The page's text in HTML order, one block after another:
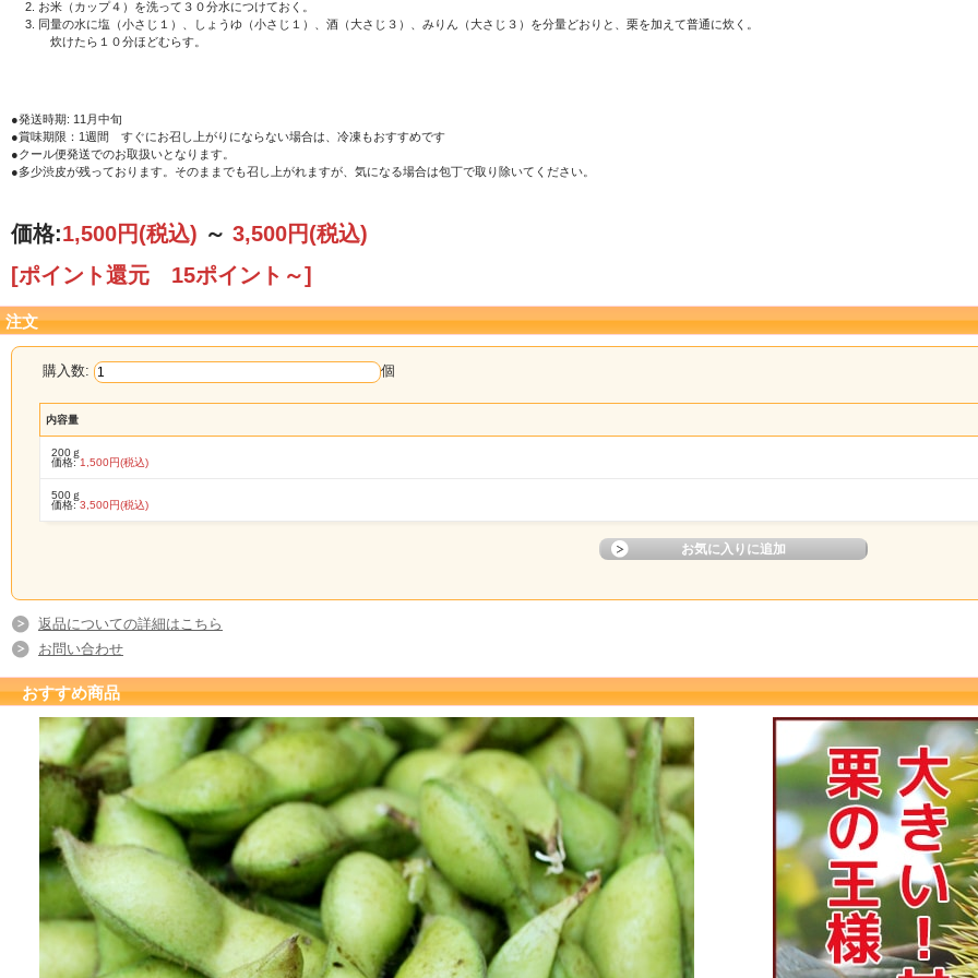
お米（カップ４）を洗って３０分水につけておく。
同量の水に塩（小さじ１）、しょうゆ（小さじ１）、酒（大さじ３）、みりん（大さじ３）を分量どおりと、栗を加えて普通に炊く。
炊けたら１０分ほどむらす。
●発送時期: 11月中旬
●賞味期限：1週間 すぐにお召し上がりにならない場合は、冷凍もおすすめです
●クール便発送でのお取扱いとなります。
●多少渋皮が残っております。そのままでも召し上がれますが、気になる場合は包丁で取り除いてください。
価格:1,500円(税込) ～ 3,500円(税込)
[ポイント還元 15ポイント～]
注文
購入数: 個
内容量
200ｇ
価格:1,500円(税込)
500ｇ
価格:3,500円(税込)
返品についての詳細はこちら
お問い合わせ
おすすめ商品